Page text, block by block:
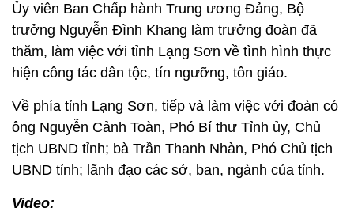
Ủy viên Ban Chấp hành Trung ương Đảng, Bộ
trưởng Nguyễn Đình Khang làm trưởng đoàn đã
thăm, làm việc với tỉnh Lạng Sơn về tình hình thực
hiện công tác dân tộc, tín ngưỡng, tôn giáo.
Về phía tỉnh Lạng Sơn, tiếp và làm việc với đoàn có
ông Nguyễn Cảnh Toàn, Phó Bí thư Tỉnh ủy, Chủ
tịch UBND tỉnh; bà Trần Thanh Nhàn, Phó Chủ tịch
UBND tỉnh; lãnh đạo các sở, ban, ngành của tỉnh.
Video: